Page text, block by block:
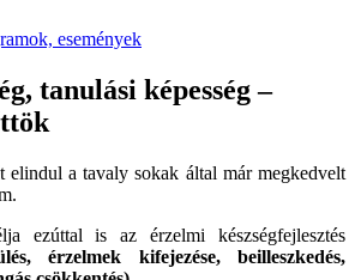
események
tanulási képesség –
elindul a tavaly sokak által már megkedvelt
ezúttal is az érzelmi készségfejlesztés
érzelmek kifejezése, beilleszkedés,